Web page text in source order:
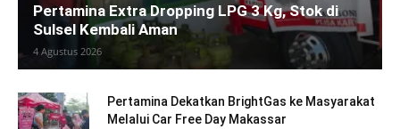
Pertamina Extra Dropping LPG 3 Kg, Stok di
Sulsel Kembali Aman
4 Agustus 2026
Pertamina Dekatkan BrightGas ke Masyarakat
Melalui Car Free Day Makassar